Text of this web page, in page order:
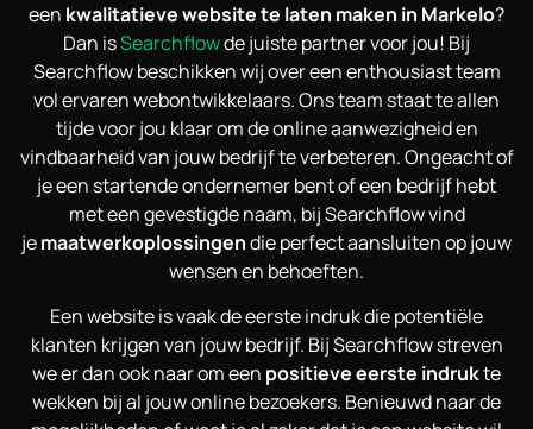
een kwalitatieve website te laten maken in Markelo?
Dan isSearchflowde juiste partner voor jou! Bij
Searchflow beschikken wij over een enthousiast team
vol ervaren webontwikkelaars. Ons team staat te allen
tijde voor jou klaar om de online aanwezigheid en
vindbaarheid van jouw bedrijf te verbeteren. Ongeacht of
je een startende ondernemer bent of een bedrijf hebt
met een gevestigde naam, bij Searchflow vind
jemaatwerkoplossingendie perfect aansluiten op jouw
wensen en behoeften.
Een website is vaak de eerste indruk die potentiële
klanten krijgen van jouw bedrijf. Bij Searchflow streven
we er dan ook naar om een positieve eerste indrukte
wekken bij al jouw online bezoekers. Benieuwd naar de